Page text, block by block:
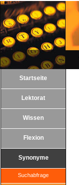
Startseite
Lektorat
Wissen
Flexion
Synonyme
Suchabfrage